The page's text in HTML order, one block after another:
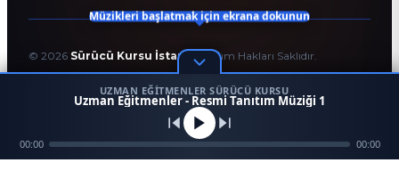
© 2026 Sürücü Kursu İstanbul. Tüm Hakları Saklıdır.
T.C. Milli Eğitim Bakanlığı Onaylı Resmi Eğitim Kurumudur.
Kodlama ve Tasarım:Enver Çağlar
Ara
1
Konum Mezun
Müzikleri başlatmak için ekrana dokunun
UZMAN EĞITMENLER SÜRÜCÜ KURSU
Uzman Eğitmenler - Resmi Tanıtım Müziği 1
00:00 00:00